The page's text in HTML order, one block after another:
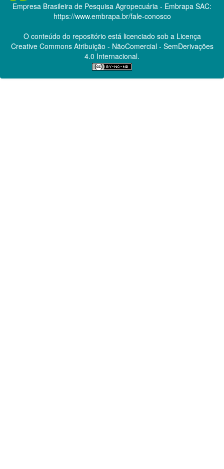
Empresa Brasileira de Pesquisa Agropecuária - Embrapa SAC:
https://www.embrapa.br/fale-conosco
O conteúdo do repositório está licenciado sob a Licença
Creative CommonsAtribuição - NãoComercial - SemDerivações
4.0 Internacional.